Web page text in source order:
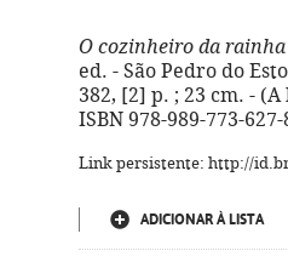
O cozinheiro da
ed. - São Pedro do
382, [2] p. ; 23 cm. -
ISBN 978-989-773-627-
Link persistente: http://
ADICIONAR À LISTA